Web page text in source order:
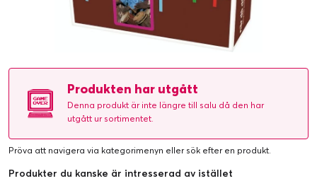
Produkten har utgått
Denna produkt är inte längre till salu då den har
utgått ur sortimentet.
Pröva att navigera via kategorimenyn eller sök efter en produkt.
Produkter du kanske är intresserad av istället